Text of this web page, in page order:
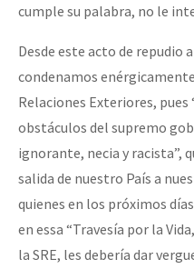
cumple su palabra, no le
Desde este acto de repudio
condenamos
Relaciones Exteriores,
obstáculos del supremo
ignorante, necia y racista”,
salida de nuestro País a
quienes en los próximos
en essa “Travesía por la
la SRE, les debería dar